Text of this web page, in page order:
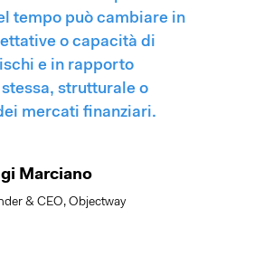
tempo può cambiare in
o capacità di
e in rapporto
stessa, strutturale o
mercati finanziari.
Marciano
& CEO, Objectway